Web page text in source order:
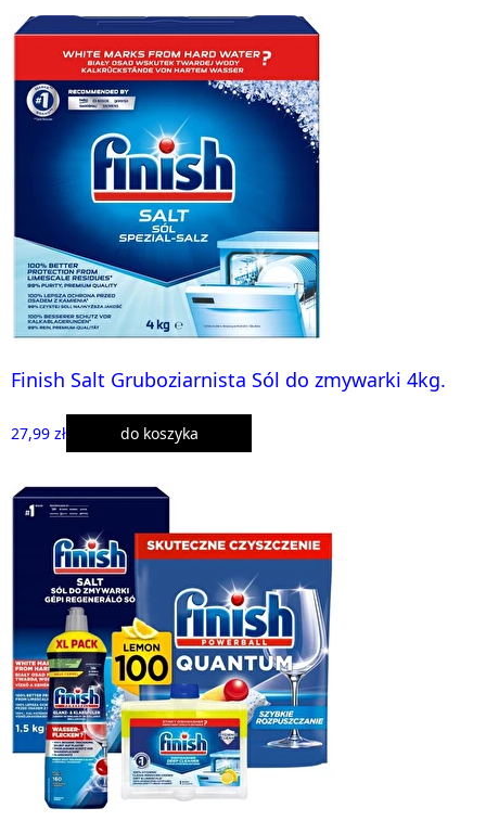
Finish Salt Gruboziarnista Sól do zmywarki 4kg.
27,99 zł do koszyka